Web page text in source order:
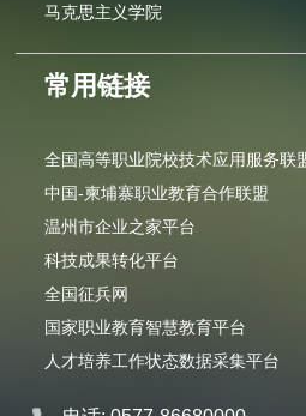
马克思主义学院
常用链接
全国高等职业院校技术应用服务联
中国-柬埔寨职业教育合作联盟
温州市企业之家平台
科技成果转化平台
全国征兵网
国家职业教育智慧教育平台
人才培养工作状态数据采集平台